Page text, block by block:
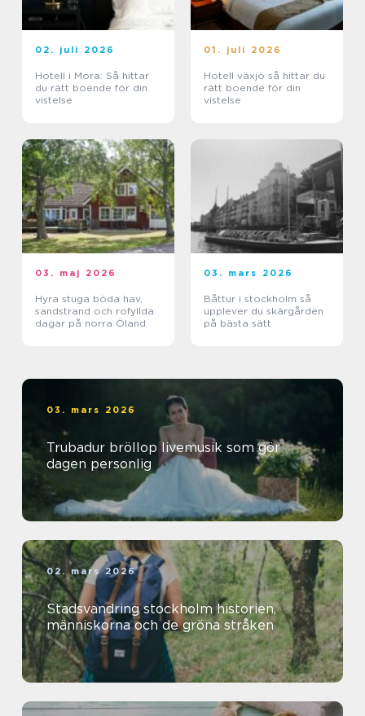
02. juli 2026
Hotell i Mora: Så hittar
du rätt boende för din
vistelse
01. juli 2026
Hotell växjö så hittar du
rätt boende för din
vistelse
03. maj 2026
Hyra stuga böda hav,
sandstrand och rofyllda
dagar på norra Öland
03. mars 2026
Båttur i stockholm så
upplever du skärgården
på bästa sätt
03. mars 2026
Trubadur bröllop livemusik som gör
dagen personlig
02. mars 2026
Stadsvandring stockholm historien,
människorna och de gröna stråken